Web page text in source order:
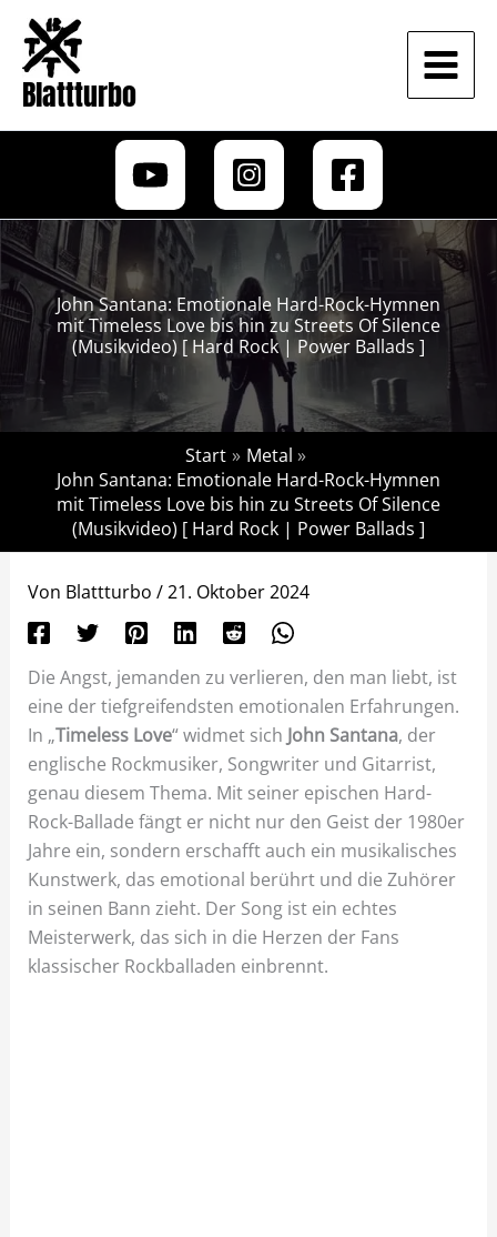
Zum
Inhalt
springen
Blattturbo
John Santana: Emotionale Hard-Rock-Hymnen
mit Timeless Love bis hin zu Streets Of Silence
(Musikvideo) [ Hard Rock | Power Ballads ]
Start
Metal
John Santana: Emotionale Hard-Rock-Hymnen
mit Timeless Love bis hin zu Streets Of Silence
(Musikvideo) [ Hard Rock | Power Ballads ]
Von Blattturbo /21. Oktober 2024
Die Angst, jemanden zu verlieren, den man liebt, ist
eine der tiefgreifendsten emotionalen Erfahrungen.
In „Timeless Love“ widmet sich John Santana, der
englische Rockmusiker, Songwriter und Gitarrist,
genau diesem Thema. Mit seiner epischen Hard-
Rock-Ballade fängt er nicht nur den Geist der 1980er
Jahre ein, sondern erschafft auch ein musikalisches
Kunstwerk, das emotional berührt und die Zuhörer
in seinen Bann zieht. Der Song ist ein echtes
Meisterwerk, das sich in die Herzen der Fans
klassischer Rockballaden einbrennt.